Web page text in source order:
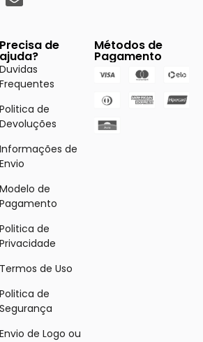
Precisa de
ajuda?
Duvidas
Frequentes
Politica de
Devoluções
Informações de
Envio
Modelo de
Pagamento
Politica de
Privacidade
Termos de Uso
Politica de
Segurança
Envio de Logo ou
Métodos de
Pagamento